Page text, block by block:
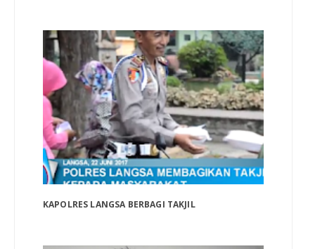
KAPOLRES LANGSA BERBAGI TAKJIL